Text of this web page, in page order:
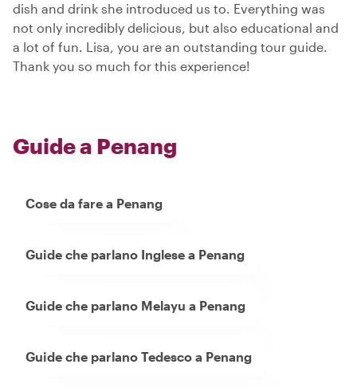
dish and drink she introduced us to. Everything was
not only incredibly delicious, but also educational and
a lot of fun. Lisa, you are an outstanding tour guide.
Thank you so much for this experience!
Guide a Penang
Cose da fare a Penang
Guide che parlano Inglese a Penang
Guide che parlano Melayu a Penang
Guide che parlano Tedesco a Penang